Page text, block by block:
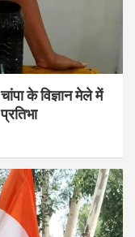
के विज्ञान मेले में